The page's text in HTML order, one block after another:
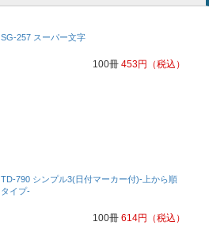
SG-257 スーパー文字
100冊 453円 （税込）
TD-790 シンプル3(日付マーカー付)-上から順
タイプ-
100冊 614円 （税込）